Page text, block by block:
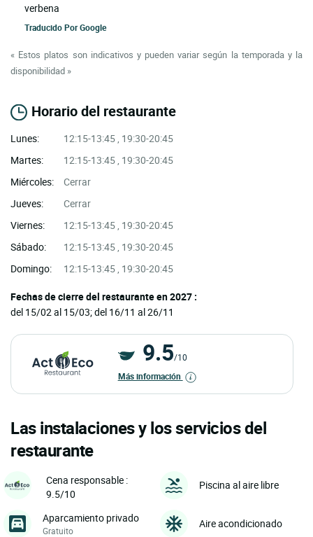
verbena
Traducido PorGoogle
« Estos platos son indicativos y pueden variar según la temporada y la
disponibilidad »
Horario del restaurante
Lunes:
12:15-13:45 , 19:30-20:45
Martes:
12:15-13:45 , 19:30-20:45
Miércoles:
Cerrar
Jueves:
Cerrar
Viernes:
12:15-13:45 , 19:30-20:45
Sábado:
12:15-13:45 , 19:30-20:45
Domingo:
12:15-13:45 , 19:30-20:45
Fechas de cierre del restaurante en 2027 :
del 15/02 al 15/03; del 16/11 al 26/11
9.5/10
Más información
Las instalaciones y los servicios del
restaurante
Cena responsable :
9.5/10
Piscina al aire libre
Aparcamiento privado
Gratuito
Aire acondicionado